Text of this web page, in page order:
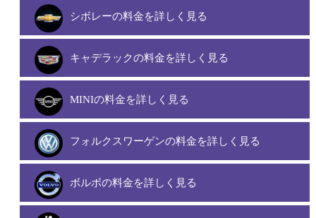
シボレーの料金を詳しく見る
キャデラックの料金を詳しく見る
MINIの料金を詳しく見る
フォルクスワーゲンの料金を詳しく見る
ボルボの料金を詳しく見る